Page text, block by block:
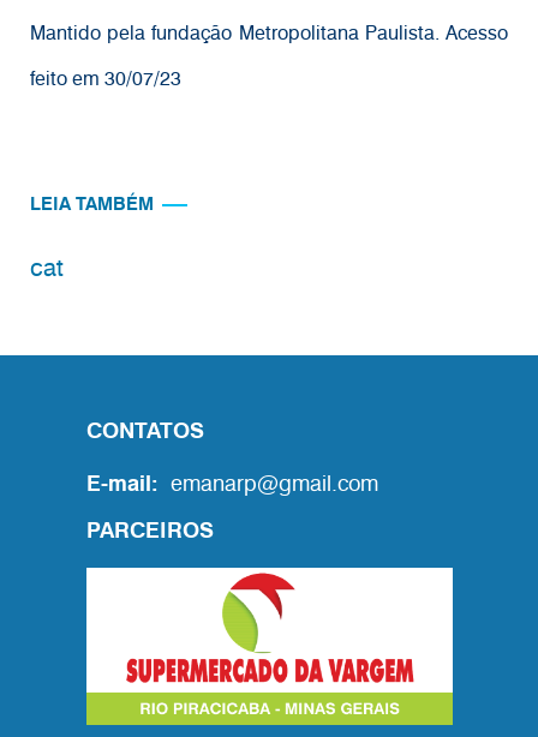
Mantido pela fundação Metropolitana Paulista. Acesso
feito em 30/07/23
LEIA TAMBÉM
cat
CONTATOS
E-mail: emanarp@gmail.com
PARCEIROS